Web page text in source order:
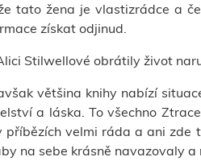
tato žena je vlastizrádce a
získat odjinud.
Stilwellové obrátily život
většina knihy nabízí
a láska. To všechno
velmi ráda a ani zde
na sebe krásně navazovaly